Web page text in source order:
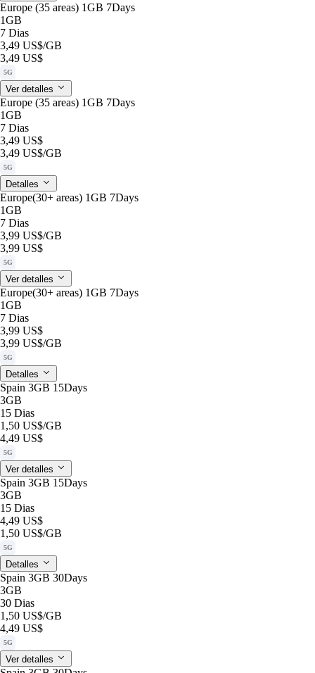
Europe (35 areas) 1GB 7Days
1GB
7 Dias
3,49 US$/GB
3,49 US$
5G
Ver detalles
Europe (35 areas) 1GB 7Days
1GB
7 Dias
3,49 US$
3,49 US$/GB
5G
Detalles
Europe(30+ areas) 1GB 7Days
1GB
7 Dias
3,99 US$/GB
3,99 US$
5G
Ver detalles
Europe(30+ areas) 1GB 7Days
1GB
7 Dias
3,99 US$
3,99 US$/GB
5G
Detalles
Spain 3GB 15Days
3GB
15 Dias
1,50 US$/GB
4,49 US$
5G
Ver detalles
Spain 3GB 15Days
3GB
15 Dias
4,49 US$
1,50 US$/GB
5G
Detalles
Spain 3GB 30Days
3GB
30 Dias
1,50 US$/GB
4,49 US$
5G
Ver detalles